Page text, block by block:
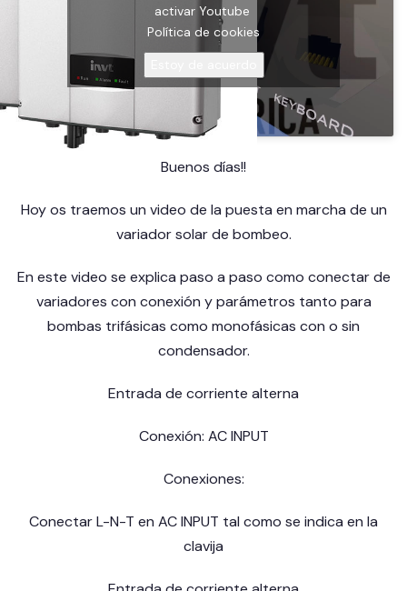
activar Youtube
Política de cookies
Buenos días!!
Hoy os traemos un video de la puesta en marcha de un
variador solar de bombeo.
En este video se explica paso a paso como conectar de
variadores con conexión y parámetros tanto para
bombas trifásicas como monofásicas con o sin
condensador.
Entrada de corriente alterna
Conexión: AC INPUT
Conexiones:
Conectar L-N-T en AC INPUT tal como se indica en la
clavija